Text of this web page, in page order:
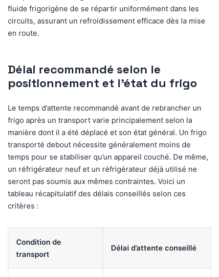
fluide frigorigène de se répartir uniformément dans les
circuits, assurant un refroidissement efficace dès la mise
en route.
Délai recommandé selon le
positionnement et l’état du frigo
Le temps d’attente recommandé avant de rebrancher un
frigo après un transport varie principalement selon la
manière dont il a été déplacé et son état général. Un frigo
transporté debout nécessite généralement moins de
temps pour se stabiliser qu’un appareil couché. De même,
un réfrigérateur neuf et un réfrigérateur déjà utilisé ne
seront pas soumis aux mêmes contraintes. Voici un
tableau récapitulatif des délais conseillés selon ces
critères :
Condition de
transport
Délai d’attente conseillé